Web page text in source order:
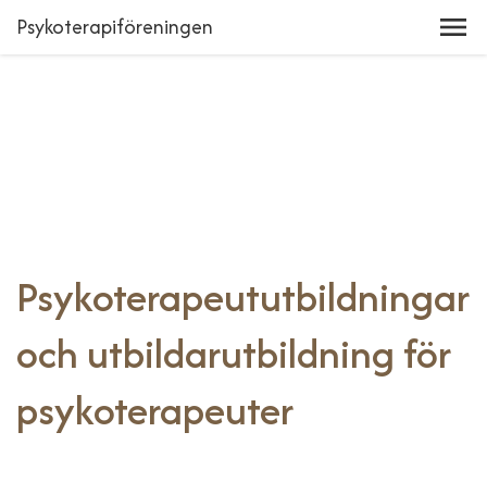
Psykoterapiföreningen
Psykoterapeututbildningar
och utbildarutbildning för
psykoterapeuter